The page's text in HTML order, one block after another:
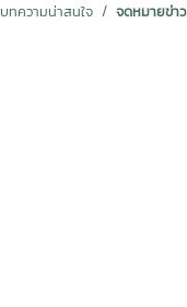
บทความน่าสนใจ จดหมายข่าว